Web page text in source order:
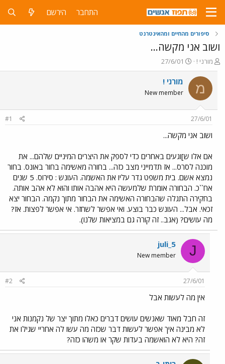
התחבר הירשם
סיפורים מהחיים ומהאינטרנט
ושוב אני מקשה...
פ
ו
ת
ח
ה
ש
א
מורני !
פ
ו
ר
ם
ר
27/6/01
מ מורני !
New member
27/6/01
#1
ושוב אני מקשה...
אם אלו ש]וגעים באחרים כדי לספק את היצרים המיניים שלהם... את
מוכנה לסרס... אז תדמייני מצב כזה... בחורה מאשימה בחור באונס. בחור
נמצא אשם. בית משפט גדר עליו את האשמה. העונש : סירוס. 5 שנים
אח``כ. הבחורה אומרת שלמעשה היא אהבה אותו והוא לא אהב אותה.
בחקירה התגלה שהבחורה האשימה את הבחור מתוך נקמה. הבחור יצא
זכאי. אבל... העונש כבר בוצע. ואי אפשר לשחזר. אי אפשר לפצות. אז?
מה עושים? (אגב.. זה קורה גם במציאות שלנו).
J
juli_5
New member
27/6/01
#2
אין מה לעשות אבל
זה חבל מאוד שאנשים עושים דברים כאלו מתוך יצר של נקמנות אני
לא מבינה איך אפשר לעשות דבר שכזה מה עשו לה אחריי שגילו את
זה? היא לא הואשמה בעדות שקר או משהו כזה?